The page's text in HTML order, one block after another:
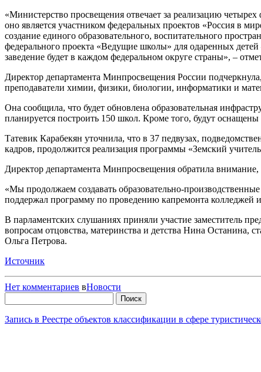
«Министерство просвещения отвечает за реализацию
оно является участником федеральных проектов «Россия в
создание единого образовательного, воспитательного
федерального проекта «Ведущие школы» для одаренных
заведение будет в каждом федеральном округе страны», –
Директор департамента Минпросвещения России
преподаватели химии, физики, биологии, информатики и
Она сообщила, что будет обновлена образовательная
планируется построить 150 школ. Кроме того, будут
Татевик Карабекян уточнила, что в 37 педвузах,
кадров, продолжится реализация программы «Земский
Директор департамента Минпросвещения обратила
«Мы продолжаем создавать образовательно-
поддержал программу по проведению капремонта колледжей
В парламентских слушаниях приняли участие заместитель
вопросам отцовства, материнства и детства Нина Останина,
Ольга Петрова.
Источник
Нет комментариев вНовости
Запись в Реестре объектов классификации в сфере